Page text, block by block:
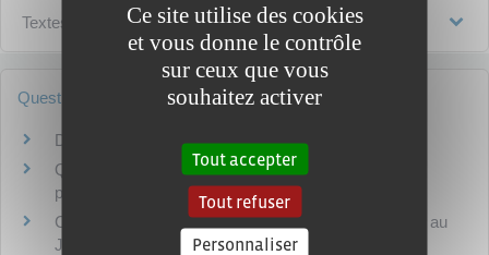
Textes de référence
Questions ? Réponses !
Dans quels cas un enfant est-il Français ?
Quels recours si le dossier de carte d'identité ou
passeport est refusé ?
Comment trouver son décret de naturalisation publié au
Journal officiel ?
Ce site utilise des cookies
et vous donne le contrôle
sur ceux que vous
souhaitez activer
Tout accepter
Tout refuser
Personnaliser